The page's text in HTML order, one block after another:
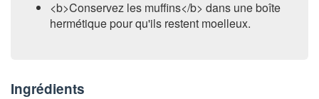
<b>Conservez les muffins</b> dans une boîte
hermétique pour qu'ils restent moelleux.
Ingrédients